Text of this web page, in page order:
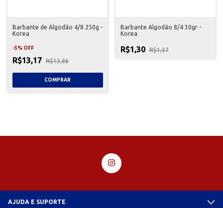
Barbante de Algodão 4/8 250g -
Korea
-5% OFF
R$13,17 R$13,86
Barbante Algodão 8/4 30gr -
Korea
R$1,30 R$1,37
AJUDA E SUPORTE